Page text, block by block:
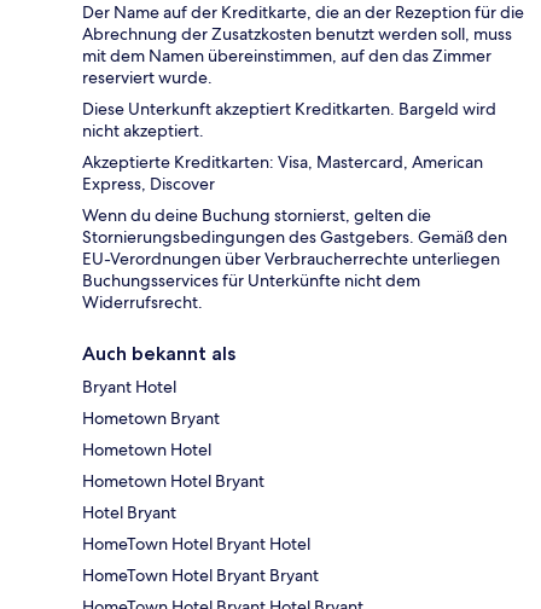
Der Name auf der Kreditkarte, die an der Rezeption für die
Abrechnung der Zusatzkosten benutzt werden soll, muss
mit dem Namen übereinstimmen, auf den das Zimmer
reserviert wurde.
Diese Unterkunft akzeptiert Kreditkarten. Bargeld wird
nicht akzeptiert.
Akzeptierte Kreditkarten: Visa, Mastercard, American
Express, Discover
Wenn du deine Buchung stornierst, gelten die
Stornierungsbedingungen des Gastgebers. Gemäß den
EU-Verordnungen über Verbraucherrechte unterliegen
Buchungsservices für Unterkünfte nicht dem
Widerrufsrecht.
Auch bekannt als
Bryant Hotel
Hometown Bryant
Hometown Hotel
Hometown Hotel Bryant
Hotel Bryant
HomeTown Hotel Bryant Hotel
HomeTown Hotel Bryant Bryant